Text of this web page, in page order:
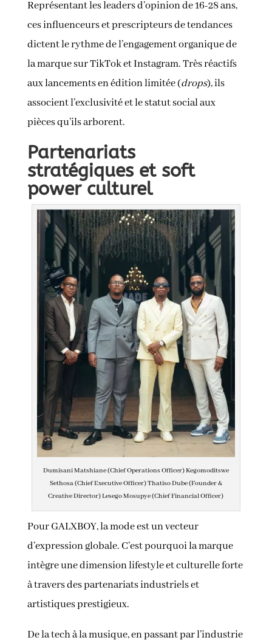
Représentant les leaders d’opinion de 16-28 ans,
ces influenceurs et prescripteurs de tendances
dictent le rythme de l’engagement organique de
la marque sur TikTok et Instagram. Très réactifs
aux lancements en édition limitée (drops), ils
associent l’exclusivité et le statut social aux
pièces qu’ils arborent.
Partenariats
stratégiques et soft
power culturel
Dumisani Matshiane (Chief Operations Officer) Kegomoditswe
Sethosa (Chief Executive Officer) Thatiso Dube (Founder &
Creative Director) Lesego Mosupye (Chief Financial Officer)
Pour GALXBOY, la mode est un vecteur
d’expression globale. C’est pourquoi la marque
intègre une dimension lifestyle et culturelle forte
à travers des partenariats industriels et
artistiques prestigieux.
De la tech à la musique, en passant par l’industrie